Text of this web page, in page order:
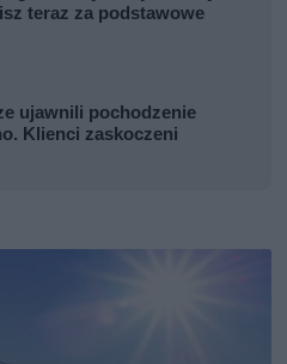
teraz za podstawowe
ujawnili pochodzenie
Klienci zaskoczeni